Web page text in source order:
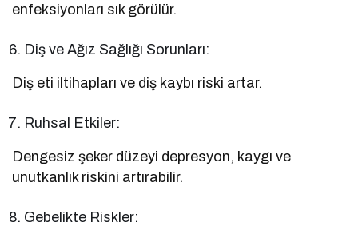
enfeksiyonları sık görülür.
Diş ve Ağız Sağlığı Sorunları:
Diş eti iltihapları ve diş kaybı riski artar.
Ruhsal Etkiler:
Dengesiz şeker düzeyi depresyon, kaygı ve
unutkanlık riskini artırabilir.
Gebelikte Riskler: